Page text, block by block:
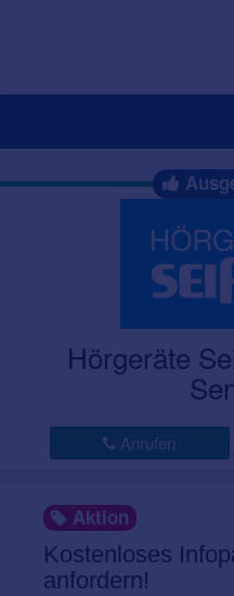
Hörgeräte
Anrufen
Aktion
Kostenloses
anfordern!